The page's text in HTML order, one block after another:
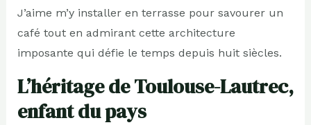
J’aime m’y installer en terrasse pour savourer un
café tout en admirant cette architecture
imposante qui défie le temps depuis huit siècles.
L’héritage de Toulouse-Lautrec,
enfant du pays